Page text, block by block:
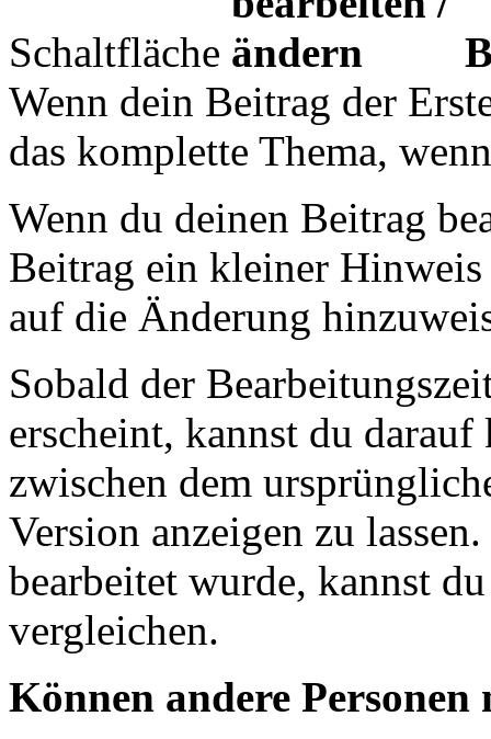
Schaltfläche
Wenn dein Beitrag der
das komplette Thema,
Wenn du deinen Beitrag
Beitrag ein kleiner Hinweis
auf die Änderung
Sobald der
erscheint, kannst du
zwischen dem
Version anzeigen zu
bearbeitet wurde, kannst
vergleichen.
Können andere